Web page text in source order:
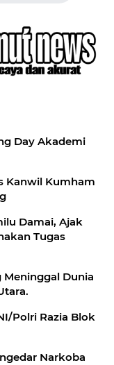
Day Akademi
Kanwil Kumham
Damai, Ajak
Tugas
Meninggal Dunia
Utara.
Polri Razia Blok
Narkoba